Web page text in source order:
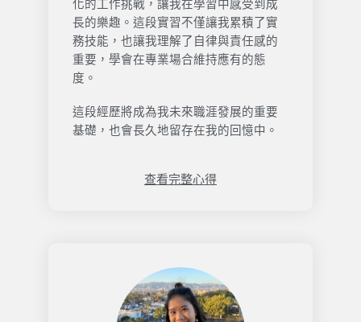
化的工作挑戰，讓我在學習中感受到成
長的樂趣。這段實習不僅讓我累積了實
務技能，也讓我理解了自律與責任感的
重要，學會在專業場合維持應有的態
度。
這段經歷將成為我未來職涯發展的重要
基礎，也會長久地留存在我的回憶中。
查看完整心得